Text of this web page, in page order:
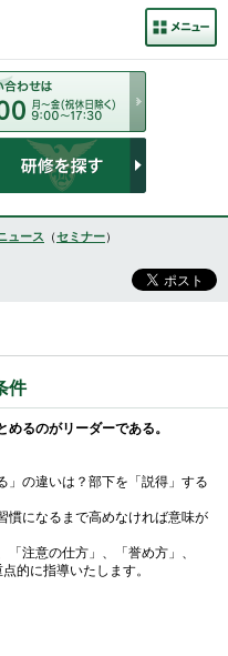
ュース （セミナー）
件
るのがリーダーである。
の違いは？部下を「説得」する
になるまで高めなければ意味が
注意の仕方」、「誉め方」、
的に指導いたします。